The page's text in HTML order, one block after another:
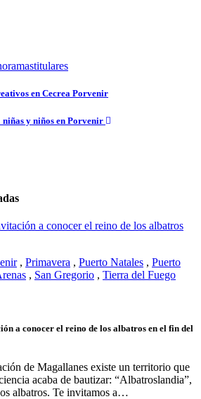
titulares
en Cecrea Porvenir
y niños en Porvenir
, Primavera , Puerto Natales , Puerto
, San Gregorio , Tierra del Fuego
a conocer el reino de los albatros en el fin del
de Magallanes existe un territorio que
acaba de bautizar: “Albatroslandia”,
albatros. Te invitamos a…